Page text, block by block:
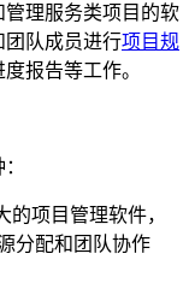
理服务类项目的软
团队成员进行项目规
报告等工作。
的项目管理软件，
分配和团队协作